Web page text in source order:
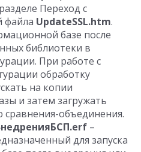
Переход с
файла UpdateSSL.htm.
базе после
библиотеки в
При работе с
обработку
на копии
и затем загружать
объединения.
–
для запуска